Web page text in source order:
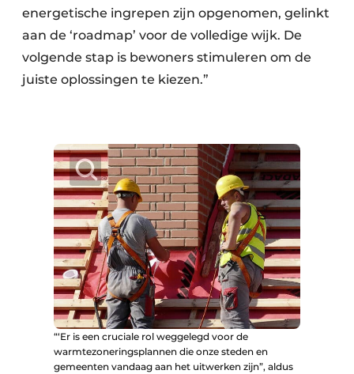
energetische ingrepen zijn opgenomen, gelinkt
aan de ‘roadmap’ voor de volledige wijk. De
volgende stap is bewoners stimuleren om de
juiste oplossingen te kiezen.”
“‘Er is een cruciale rol weggelegd voor de
warmtezoneringsplannen die onze steden en
gemeenten vandaag aan het uitwerken zijn”, aldus